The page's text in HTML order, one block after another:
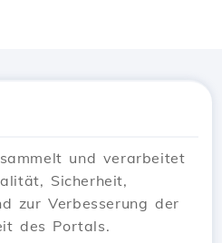
und verarbeitet
Sicherheit,
zur Verbesserung der
des Portals.